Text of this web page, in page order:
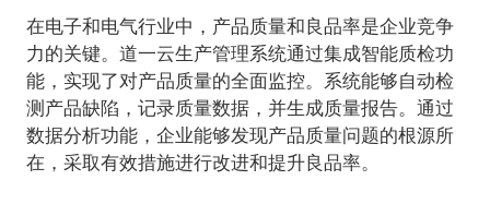
在电子和电气行业中，产品质量和良品率是企业竞争
力的关键。道一云生产管理系统通过集成智能质检功
能，实现了对产品质量的全面监控。系统能够自动检
测产品缺陷，记录质量数据，并生成质量报告。通过
数据分析功能，企业能够发现产品质量问题的根源所
在，采取有效措施进行改进和提升良品率。